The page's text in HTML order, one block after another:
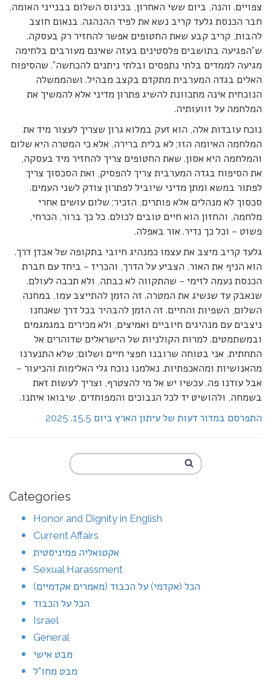
צפויים. והנה, ביום ששי האחרון, בכינוס השלום בבנייני האומה,
חבר הכנסת גלעד קריב נשא את לפיד ההנהגה. בנאום חוצב
להבות, קריב קבע שאת החטופים אפשר להחזיר רק בעסקה.
ש”הפגיעה בתושבים פלסטינים בעזה שאינם מעורבים בלחימה
מגיעה לממדים בלתי נתפסים ובלתי ניתנים להכחשה”. שהסיפוח
האלים בגדה המערבית מתקדם בקצב מבהיל. ושהממשלה
הנוכחית אינה מתכוונת להשיג פתרון מדיני אלא להמשיך את
המלחמה על זוועותיה.
נוכח עובדות אלה, הוא זעק במלוא גרון שצריך לעצור מיד את
המלחמה האיומה הזו; לא בלית ברירה, אלא כי המטרה היא שלום
והמלחמה היא אסון. שאת החטופים צריך להחזיר מיד בעסקה,
את הסיפוח בגדה המערבית צריך להפסיק, ואת הסכסוך צריך
לפתור במשא ומתן מדיני שיוביל לפתרון צודק לשני העמים.
סכסוך לא מנהלים אלא פותרים, הזכיר; שלום עושים אחרי
מלחמה, והחזון הוא חיים טובים לכולם. כל כך ברור, הכרחי,
פשוט – וכל כך נדיר. אור באפלה.
גלעד קריב מיצב את עצמו כמנהיג חיובי בתקופה של אבדן דרך.
הוא הניף את האור, הצביע על הדרך, והכריז – ביחד עם חברת
הכנסת נעמה לזימי – שהתקווה לא כבתה, ולא תכבה לעולם.
שנאבק עד שנשיג את המטרה. זה הזמן להתייצב עמו, במחנה
השלום, השפיות והחיים. זה הזמן להבהיר בכל דרך שאנחנו
ניצבים עם מנהיגים חיוביים ואמיצים, ולא מכירים במגמגמים
ובמשתמטים. למרות הקולניות של הישראלים שדוהרים אל
התחתית, אני בטוחה שרובנו חפצי חיים ושלום; שלא התנערנו
מהאנושיות ומהאכפתיות. נאלמנו נוכח גלי האלימות והכיעור –
אבל עודנו פה. עכשיו יש אל מי להצטרף, וצריך לעשות זאת
בשמחה, ולהושיט יד לכל הנבוכים והמפוחדים, שיבואו איתנו.
התפרסם במדור דעות של עיתון הארץ ביום 15.5. 2025
Categories
Honor and Dignity in English
Current Affairs
אקטואליה פמיניסטית
Sexual Harassment
הכל (אקדמי) על הכבוד (מאמרים אקדמיים)
הכל על הכבוד
Israel
General
מבט אישי
מבט מחו"ל